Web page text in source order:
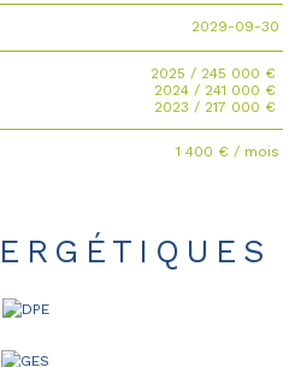
2029-09-30
2025 / 245 000 €
2024 / 241 000 €
2023 / 217 000 €
1 400 € / mois